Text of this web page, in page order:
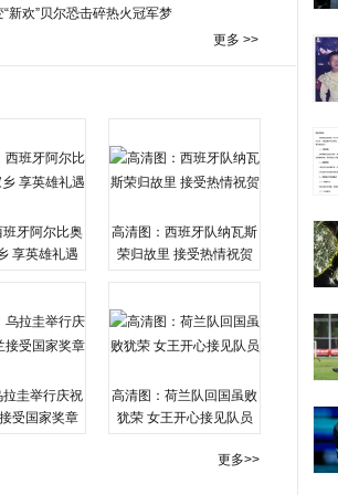
“新欢”贝尔恐击碎热火冠军梦
更多 >>
牙阿尔比奥
享英雄礼遇
高清图：西班牙队纳瓦斯
荣归故里 接受热情祝贺
圭举行庆祝
受国家奖章
高清图：荷兰队回国虽败
犹荣 女王开心接见队员
更多>>